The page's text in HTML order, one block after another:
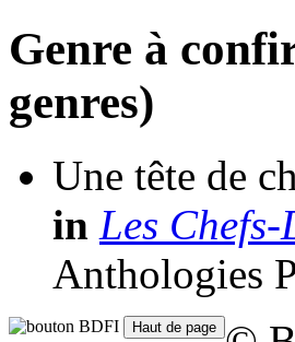
Genre à
genres)
Une tête de
in Les
Anthologies